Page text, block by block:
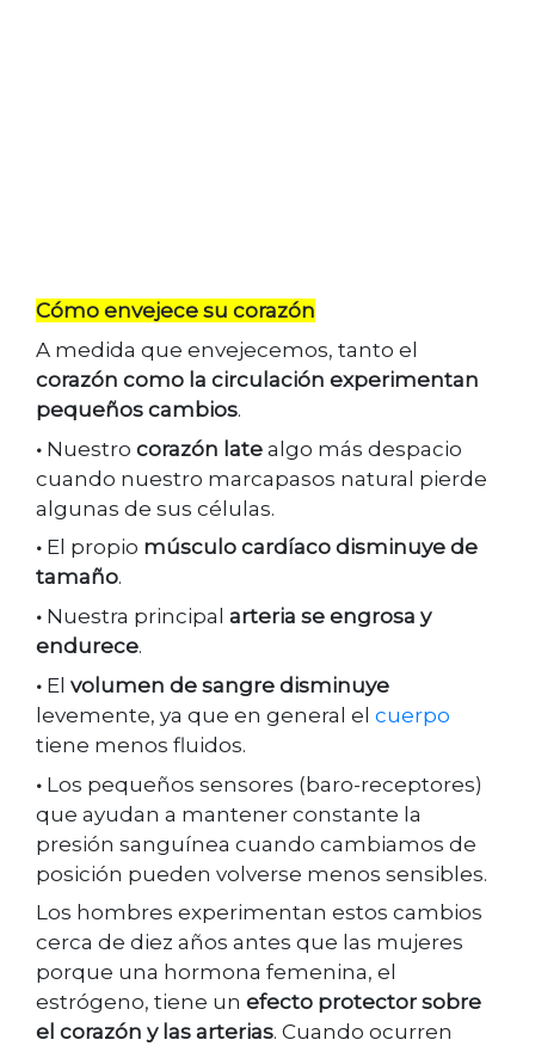
Cómo envejece su corazón
A medida que envejecemos, tanto el
corazón como la circulación experimentan
pequeños cambios.
• Nuestro corazón late algo más despacio
cuando nuestro marcapasos natural pierde
algunas de sus células.
• El propio músculo cardíaco disminuye de
tamaño.
• Nuestra principal arteria se engrosa y
endurece.
• El volumen de sangre disminuye
levemente, ya que en general el cuerpo
tiene menos fluidos.
• Los pequeños sensores (baro-receptores)
que ayudan a mantener constante la
presión sanguínea cuando cambiamos de
posición pueden volverse menos sensibles.
Los hombres experimentan estos cambios
cerca de diez años antes que las mujeres
porque una hormona femenina, el
estrógeno, tiene un efecto protector sobre
el corazón y las arterias. Cuando ocurren